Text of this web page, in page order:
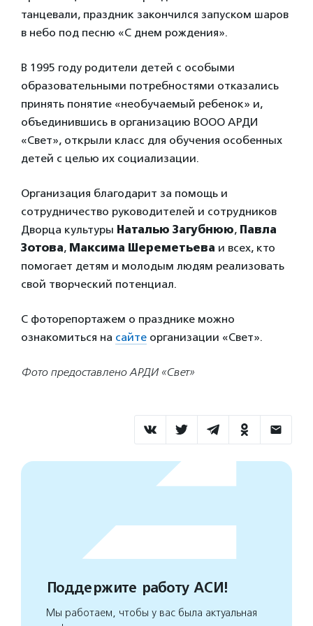
танцевали, праздник закончился запуском шаров
в небо под песню «С днем рождения».
В 1995 году родители детей с особыми
образовательными потребностями отказались
принять понятие «необучаемый ребенок» и,
объединившись в организацию ВООО АРДИ
«Свет», открыли класс для обучения особенных
детей с целью их социализации.
Организация благодарит за помощь и
сотрудничество руководителей и сотрудников
Дворца культуры Наталью Загубнюю, Павла
Зотова, Максима Шереметьева и всех, кто
помогает детям и молодым людям реализовать
свой творческий потенциал.
С фоторепортажем о празднике можно
ознакомиться на сайте организации «Свет».
Фото предоставлено АРДИ «Свет»
Поддержите работу АСИ!
Мы работаем, чтобы у вас была актуальная